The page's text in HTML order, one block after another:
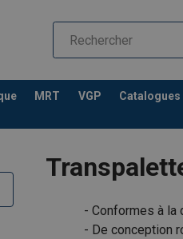
MRT VGP Catalogues
- Conformes à
- De conception